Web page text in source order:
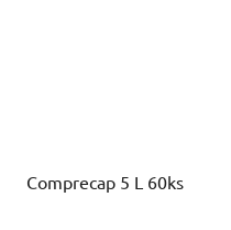
Comprecap 5 L 60ks